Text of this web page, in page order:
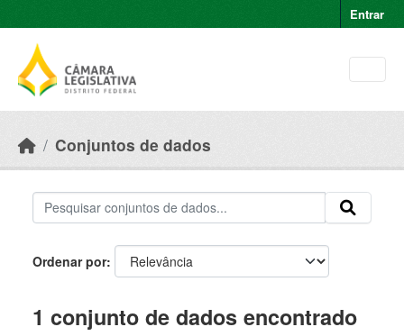
Entrar
Conjuntos de dados
Ordenar por
1 conjunto de dados encontrado